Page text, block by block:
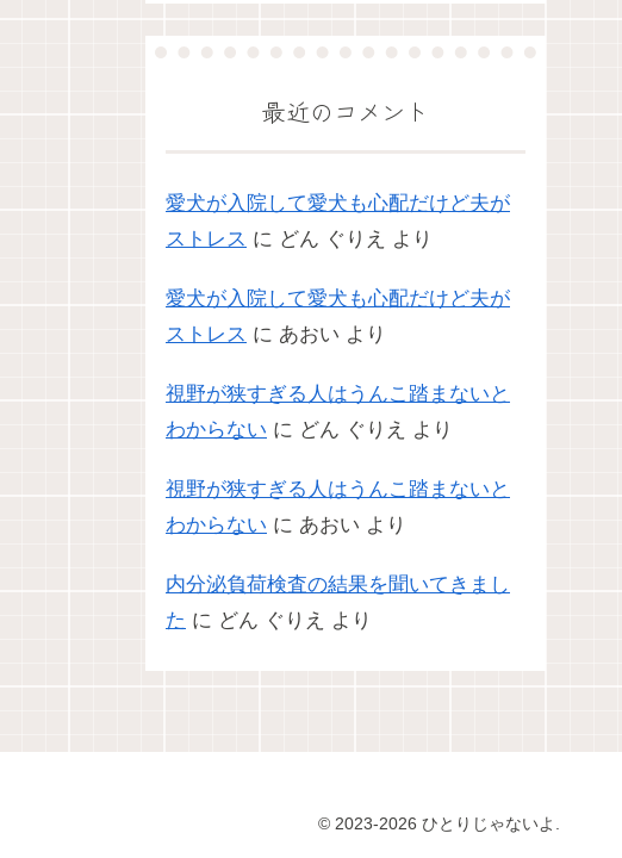
最近のコメント
愛犬が入院して愛犬も心配だけど夫が
ストレス に どん ぐりえ より
愛犬が入院して愛犬も心配だけど夫が
ストレス に あおい より
視野が狭すぎる人はうんこ踏まないと
わからない に どん ぐりえ より
視野が狭すぎる人はうんこ踏まないと
わからない に あおい より
内分泌負荷検査の結果を聞いてきまし
た に どん ぐりえ より
© 2023-2026 ひとりじゃないよ.